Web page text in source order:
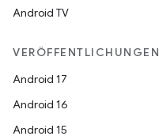
Android TV
VERÖFFENTLICHUNGEN
Android 17
Android 16
Android 15